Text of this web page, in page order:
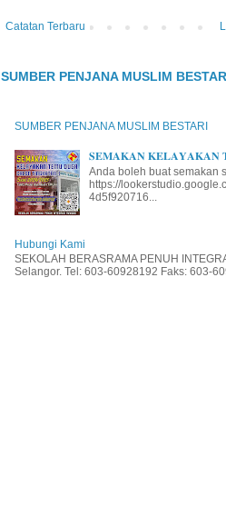
Catatan Terbaru
SUMBER PENJANA MUSLIM
SUMBER PENJANA MUSLIM BESTARI
𝐒𝐄𝐌𝐀𝐊𝐀𝐍 𝐊𝐄𝐋𝐀𝐘𝐀𝐊𝐀𝐍
Anda boleh buat semakan
https://
4d5f920716...
Hubungi Kami
SEKOLAH BERASRAMA PENUH
Selangor. Tel: 603-60928192 Faks: 603-